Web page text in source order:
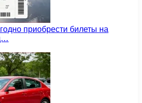
приобрести билеты на